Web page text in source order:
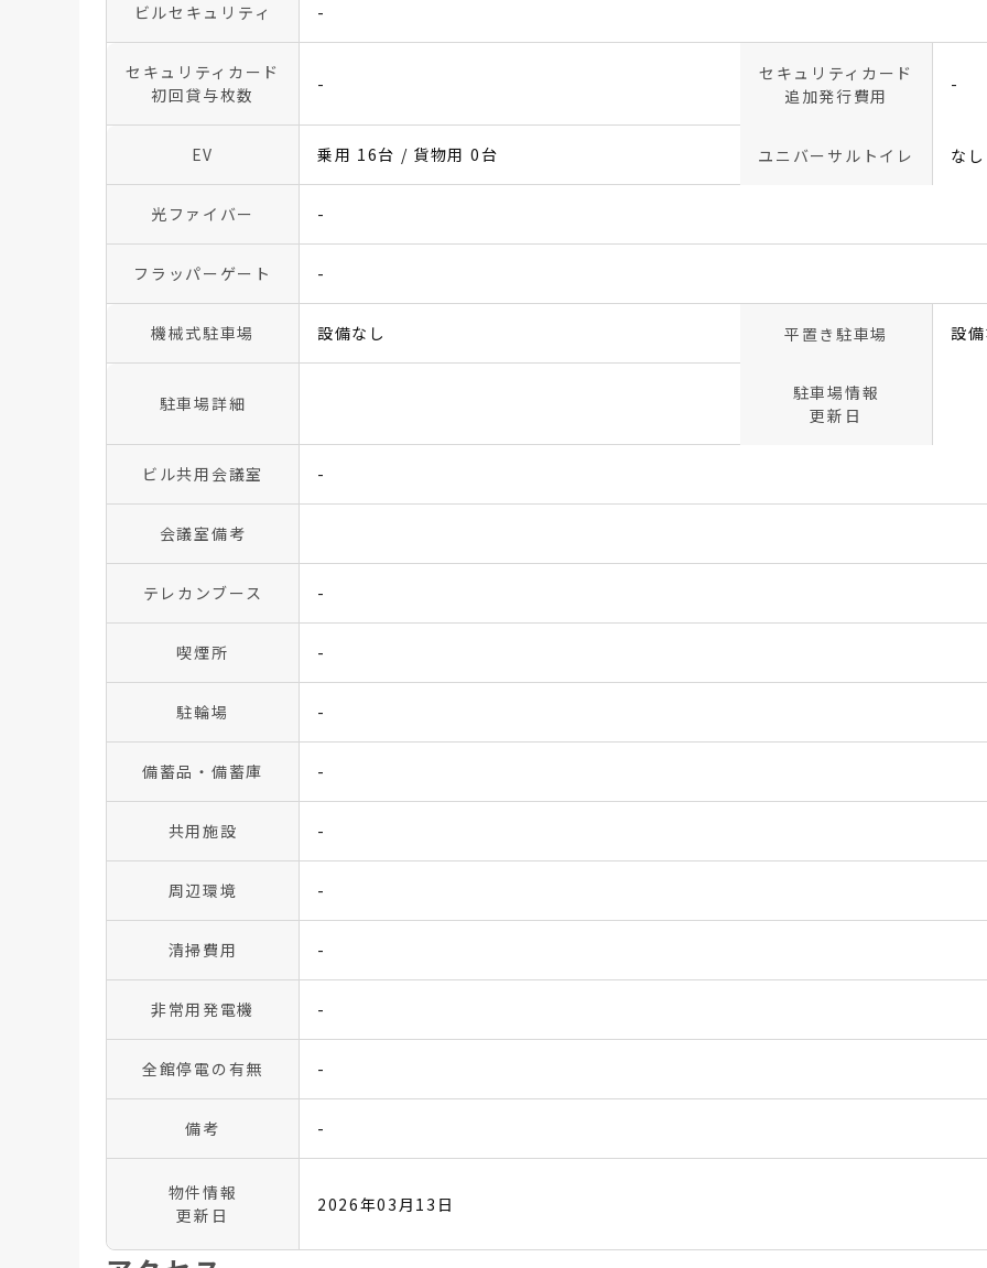
ビルセキュリティ -
セキュリティカード
初回貸与枚数
-
セキュリティカード
追加発行費用
-
EV 乗用 16台 / 貨物用 0台 ユニバーサルトイレ なし
光ファイバー -
フラッパーゲート -
機械式駐車場 設備なし 平置き駐車場 設
駐車場詳細
駐車場情報
更新日
ビル共用会議室 -
会議室備考
テレカンブース -
喫煙所 -
駐輪場 -
備蓄品・備蓄庫 -
共用施設 -
周辺環境 -
清掃費用 -
非常用発電機 -
全館停電の有無 -
備考 -
物件情報
更新日
2026年03月13日